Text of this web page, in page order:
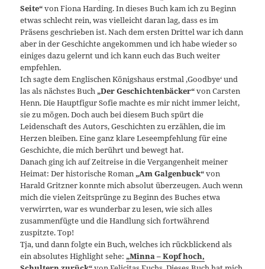
Seite“von Fiona Harding. In dieses Buch kam ich zu Beginn
etwas schlecht rein, was vielleicht daran lag, dass es im
Präsens geschrieben ist. Nach dem ersten Drittel war ich dann
aber in der Geschichte angekommen und ich habe wieder so
einiges dazu gelernt und ich kann euch das Buch weiter
empfehlen.
Ich sagte dem Englischen Königshaus erstmal ‚Goodbye‘ und
las als nächstes Buch „Der Geschichtenbäcker“von Carsten
Henn. Die Hauptfigur Sofie machte es mir nicht immer leicht,
sie zu mögen. Doch auch bei diesem Buch spürt die
Leidenschaft des Autors, Geschichten zu erzählen, die im
Herzen bleiben. Eine ganz klare Leseempfehlung für eine
Geschichte, die mich berührt und bewegt hat.
Danach ging ich auf Zeitreise in die Vergangenheit meiner
Heimat: Der historische Roman „Am Galgenbuck“von
Harald Gritzner konnte mich absolut überzeugen. Auch wenn
mich die vielen Zeitsprünge zu Beginn des Buches etwa
verwirrten, war es wunderbar zu lesen, wie sich alles
zusammenfügte und die Handlung sich fortwährend
zuspitzte. Top!
Tja, und dann folgte ein Buch, welches ich rückblickend als
ein absolutes Highlight sehe: „Minna – Kopf hoch,